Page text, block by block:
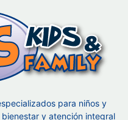
para niños y
y atención integral